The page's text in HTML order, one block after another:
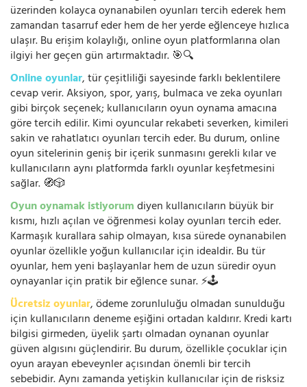
üzerinden kolayca oynanabilen oyunları tercih ederek hem
zamandan tasarruf eder hem de her yerde eğlenceye hızlıca
ulaşır. Bu erişim kolaylığı, online oyun platformlarına olan
ilgiyi her geçen gün artırmaktadır. 🎯🔍
Online oyunlar, tür çeşitliliği sayesinde farklı beklentilere
cevap verir. Aksiyon, spor, yarış, bulmaca ve zeka oyunları
gibi birçok seçenek; kullanıcıların oyun oynama amacına
göre tercih edilir. Kimi oyuncular rekabeti severken, kimileri
sakin ve rahatlatıcı oyunları tercih eder. Bu durum, online
oyun sitelerinin geniş bir içerik sunmasını gerekli kılar ve
kullanıcıların aynı platformda farklı oyunlar keşfetmesini
sağlar. 🧭🎲
Oyun oynamak istiyorumdiyen kullanıcıların büyük bir
kısmı, hızlı açılan ve öğrenmesi kolay oyunları tercih eder.
Karmaşık kurallara sahip olmayan, kısa sürede oynanabilen
oyunlar özellikle yoğun kullanıcılar için idealdir. Bu tür
oyunlar, hem yeni başlayanlar hem de uzun süredir oyun
oynayanlar için pratik bir eğlence sunar. ⚡🕹️
Ücretsiz oyunlar, ödeme zorunluluğu olmadan sunulduğu
için kullanıcıların deneme eşiğini ortadan kaldırır. Kredi kartı
bilgisi girmeden, üyelik şartı olmadan oynanan oyunlar
güven algısını güçlendirir. Bu durum, özellikle çocuklar için
oyun arayan ebeveynler açısından önemli bir tercih
sebebidir. Aynı zamanda yetişkin kullanıcılar için de risksiz